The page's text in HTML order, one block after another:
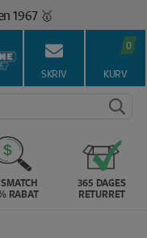
👍
44 45 15 ☎️
priser 💰
SKRIV
0
KURV
RABAT
365 DAGES
RETURRET